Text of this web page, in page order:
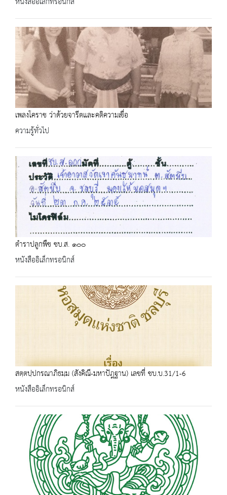
เพลงโคราช ว่าด้วยจารีตและคติความเชื่อ
ความรู้ทั่วไป
ตำราปลูกพืช ชบ.ส. ๑๐๐
หนังสืออิเล็กทรอนิกส์
สตฺตปฺปกรณาภิธมฺม (สังคิณี-มหาปัฎฐาน) เลขที่ ชบ.บ.31/1-6
หนังสืออิเล็กทรอนิกส์